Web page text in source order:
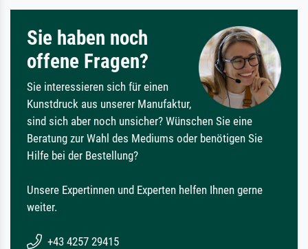
Sie haben noch
offene Fragen?
Sie interessieren sich für einen
Kunstdruck aus unserer Manufaktur,
sind sich aber noch unsicher? Wünschen Sie eine
Beratung zur Wahl des Mediums oder benötigen Sie
Hilfe bei der Bestellung?
Unsere Expertinnen und Experten helfen Ihnen gerne
weiter.
+43 4257 29415